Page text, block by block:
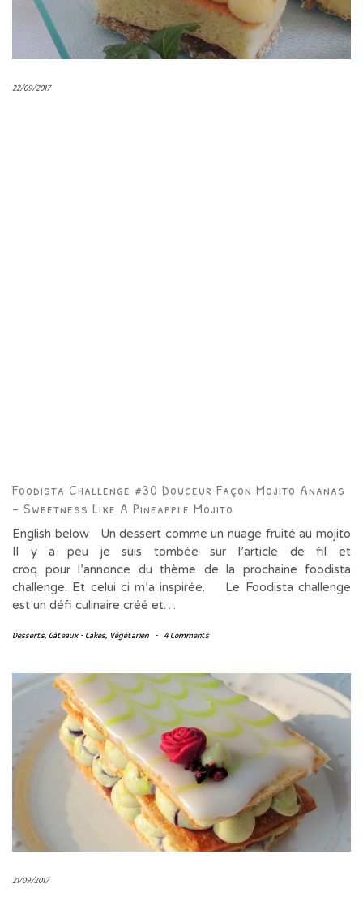
22/09/2017
Foodista Challenge #30 Douceur Façon Mojito Ananas
– Sweetness Like A Pineapple Mojito
English below Un dessert comme un nuage fruité au mojito
Il y a peu je suis tombée sur l’article de fil et
croq pour l’annonce du thème de la prochaine foodista
challenge. Et celui ci m’a inspirée. Le Foodista challenge
est un défi culinaire créé et…
Desserts, Gâteaux - Cakes, Végétarien - 4 Comments
21/09/2017